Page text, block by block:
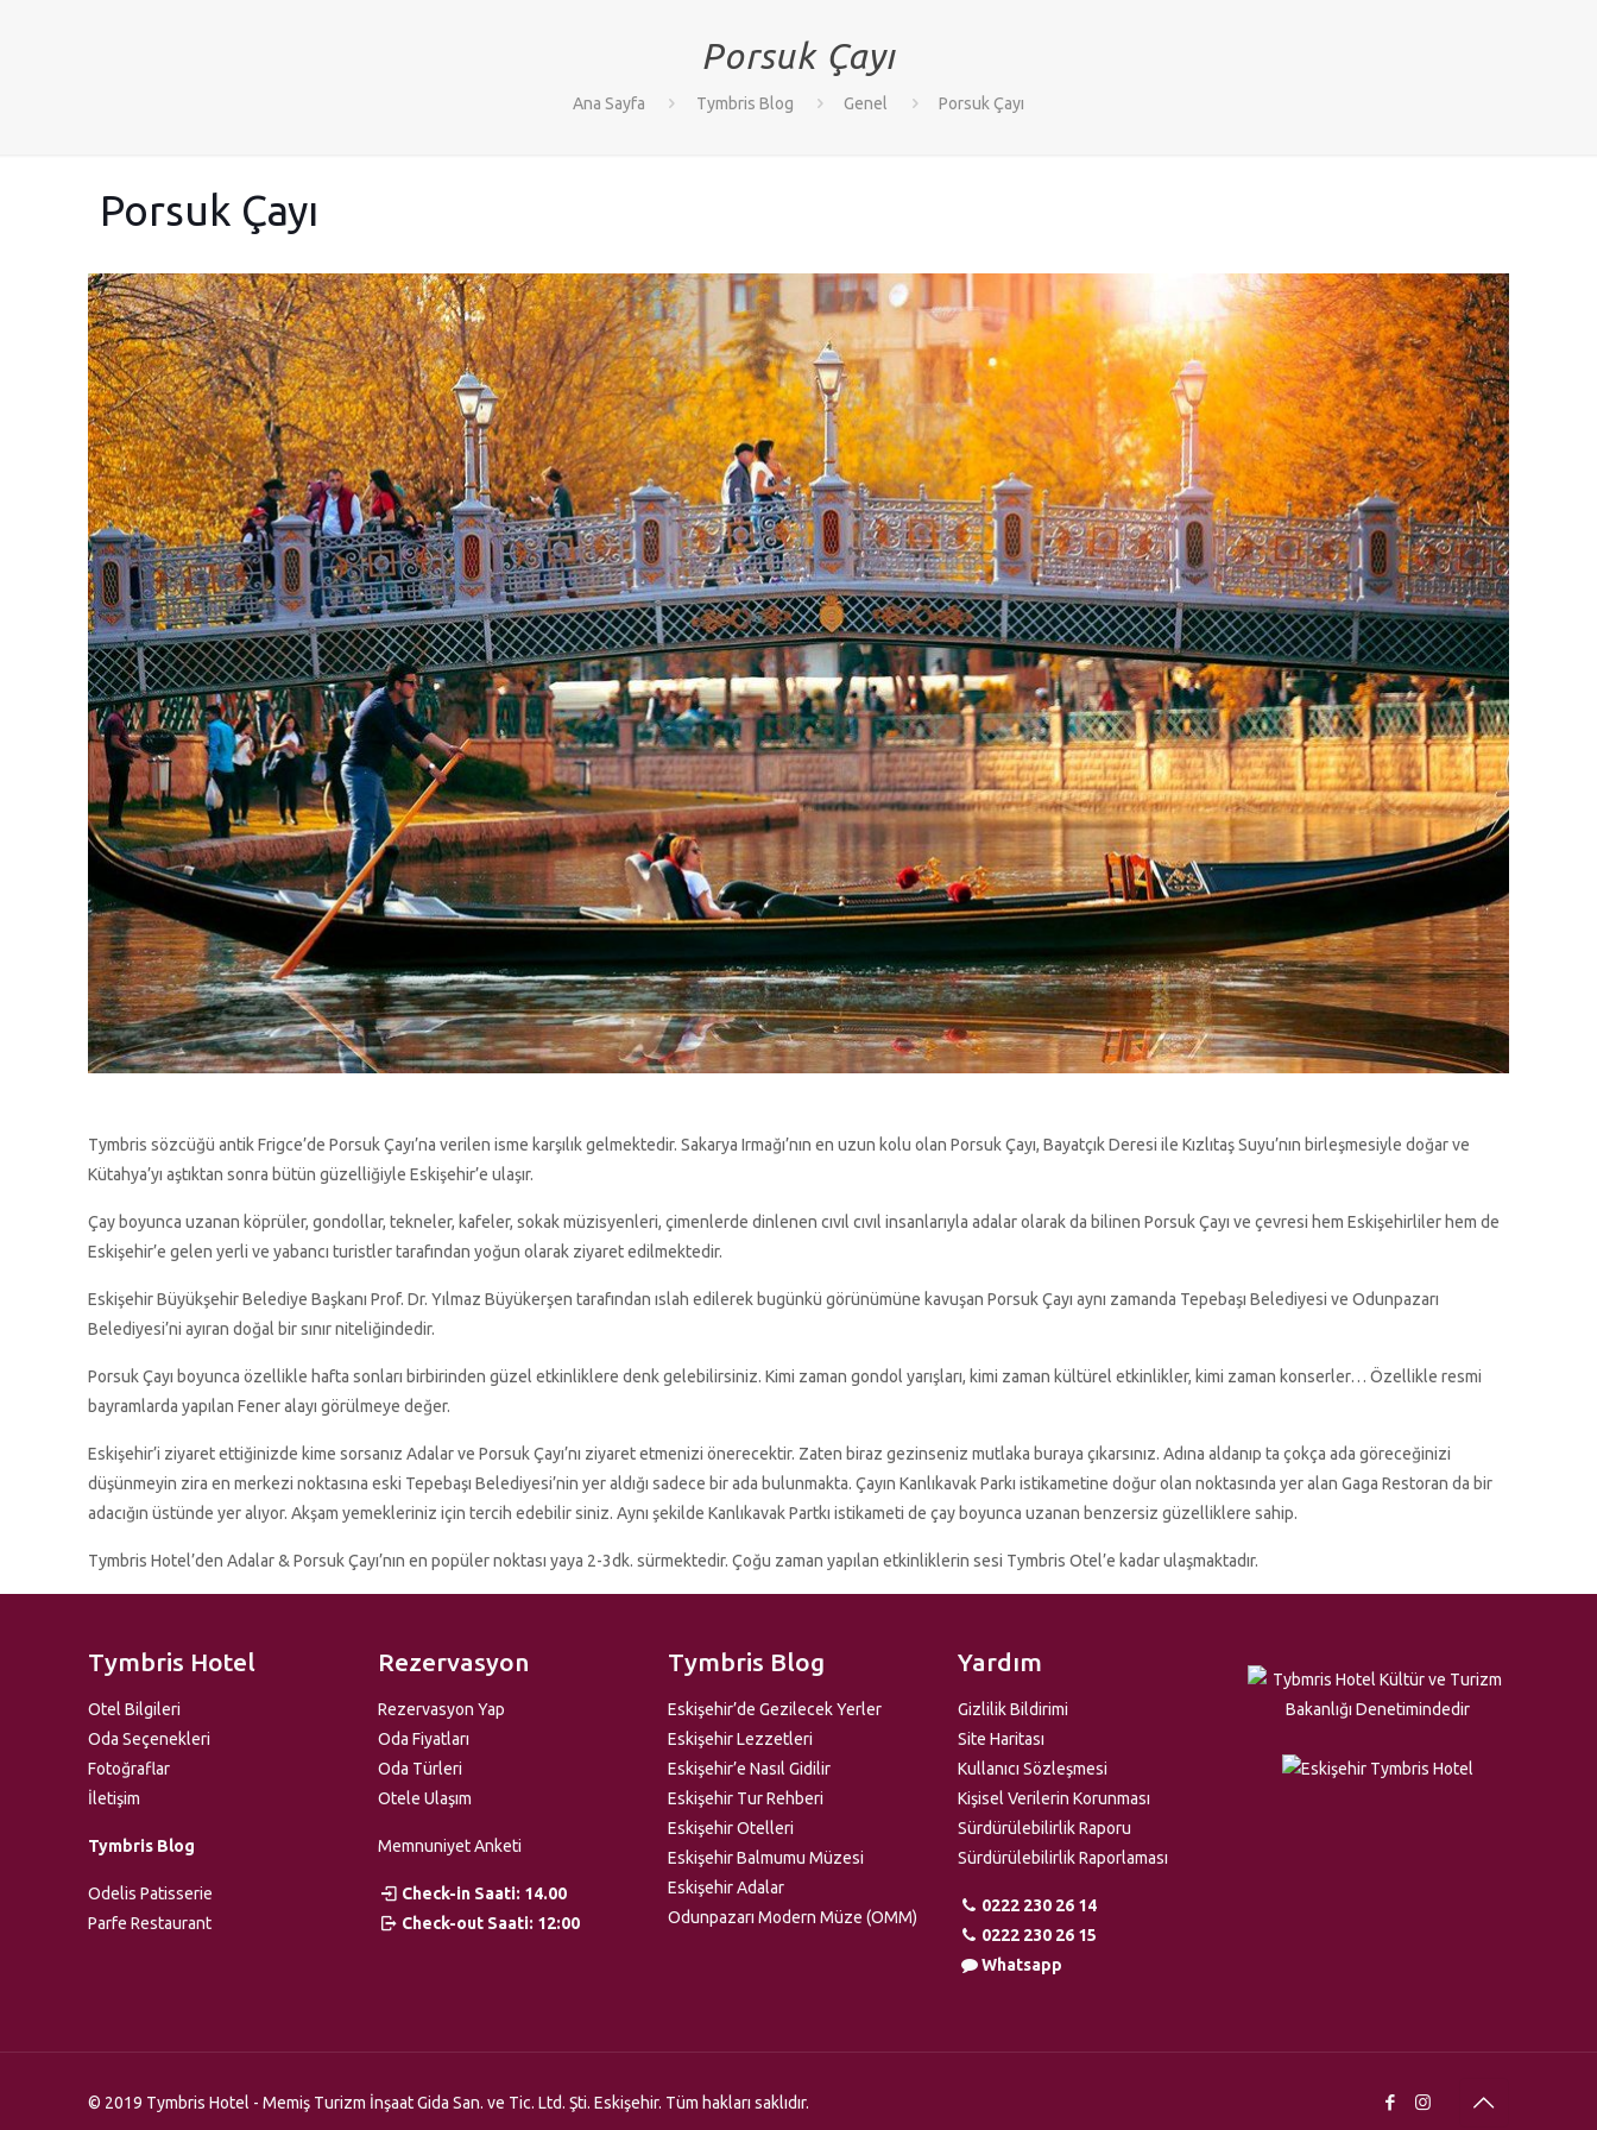
Porsuk Çayı
Ana Sayfa Tymbris Blog Genel Porsuk Çayı
Porsuk Çayı
Tymbris sözcüğü antik Frigce’de Porsuk Çayı’na verilen isme karşılık gelmektedir. Sakarya Irmağı’nın en uzun kolu olan Porsuk Çayı, Bayatçık Deresi ile Kızlıtaş Suyu’nın birleşmesiyle doğar ve
Kütahya’yı aştıktan sonra bütün güzelliğiyle Eskişehir’e ulaşır.
Çay boyunca uzanan köprüler, gondollar, tekneler, kafeler, sokak müzisyenleri, çimenlerde dinlenen cıvıl cıvıl insanlarıyla adalar olarak da bilinen Porsuk Çayı ve çevresi hem Eskişehirliler hem de
Eskişehir’e gelen yerli ve yabancı turistler tarafından yoğun olarak ziyaret edilmektedir.
Eskişehir Büyükşehir Belediye Başkanı Prof. Dr. Yılmaz Büyükerşen tarafından ıslah edilerek bugünkü görünümüne kavuşan Porsuk Çayı aynı zamanda Tepebaşı Belediyesi ve Odunpazarı
Belediyesi’ni ayıran doğal bir sınır niteliğindedir.
Porsuk Çayı boyunca özellikle hafta sonları birbirinden güzel etkinliklere denk gelebilirsiniz. Kimi zaman gondol yarışları, kimi zaman kültürel etkinlikler, kimi zaman konserler… Özellikle resmi
bayramlarda yapılan Fener alayı görülmeye değer.
Eskişehir’i ziyaret ettiğinizde kime sorsanız Adalar ve Porsuk Çayı’nı ziyaret etmenizi önerecektir. Zaten biraz gezinseniz mutlaka buraya çıkarsınız. Adına aldanıp ta çokça ada göreceğinizi
düşünmeyin zira en merkezi noktasına eski Tepebaşı Belediyesi’nin yer aldığı sadece bir ada bulunmakta. Çayın Kanlıkavak Parkı istikametine doğur olan noktasında yer alan Gaga Restoran da bir
adacığın üstünde yer alıyor. Akşam yemekleriniz için tercih edebilir siniz. Aynı şekilde Kanlıkavak Partkı istikameti de çay boyunca uzanan benzersiz güzelliklere sahip.
Tymbris Hotel’den Adalar & Porsuk Çayı’nın en popüler noktası yaya 2-3dk. sürmektedir. Çoğu zaman yapılan etkinliklerin sesi Tymbris Otel’e kadar ulaşmaktadır.
Tymbris Hotel
Otel Bilgileri
Oda Seçenekleri
Fotoğraflar
İletişim
Tymbris Blog
Odelis Patisserie
Parfe Restaurant
Rezervasyon
Rezervasyon Yap
Oda Fiyatları
Oda Türleri
Otele Ulaşım
Memnuniyet Anketi
Check-in Saati: 14.00
Check-out Saati: 12:00
Tymbris Blog
Eskişehir’de Gezilecek Yerler
Eskişehir Lezzetleri
Eskişehir’e Nasıl Gidilir
Eskişehir Tur Rehberi
Eskişehir Otelleri
Eskişehir Balmumu Müzesi
Eskişehir Adalar
Odunpazarı Modern Müze (OMM)
Yardım
Gizlilik Bildirimi
Site Haritası
Kullanıcı Sözleşmesi
Kişisel Verilerin Korunması
Sürdürülebilirlik Raporu
Sürdürülebilirlik Raporlaması
0222 230 26 14
0222 230 26 15
Whatsapp
© 2019 Tymbris Hotel - Memiş Turizm İnşaat Gida San. ve Tic. Ltd. Şti. Eskişehir. Tüm hakları saklıdır.